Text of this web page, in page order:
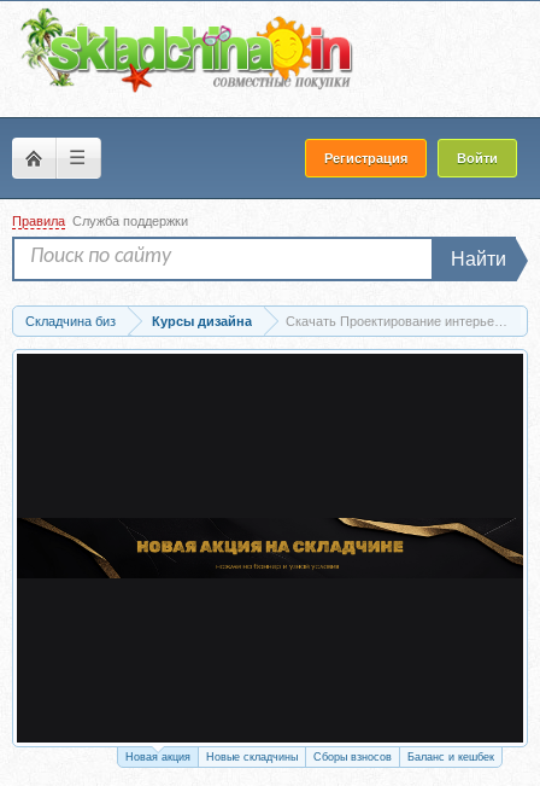
☰ Регистрация Войти
Правила Служба поддержки
Найти
Складчина биз Курсы дизайна Скачать Проектирование интерьера в
Новая акция Новые складчины Сборы взносов Баланс и кешбек